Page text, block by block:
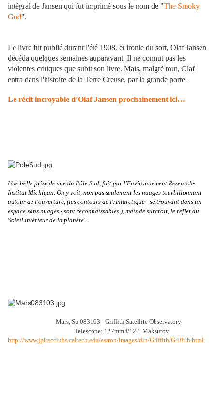
intégral de Jansen qui fut imprimé sous le nom de "The Smoky
God".
Le livre fut publié durant l'été 1908, et ironie du sort, Olaf Jansen
décéda quelques semaines auparavant. Il ne connut pas les
violentes critiques que subit son livre. Mais, malgré tout, Olaf
entra dans l'histoire de la Terre Creuse, par la grande porte.
Le récit incroyable d’Olaf Jansen prochainement ici…
Une belle prise de vue du Pôle Sud, fait par l'Environnement Research-
Institut Michigan. On y voit, non pas seulement les nuages tourbillonnant
autour de l'ouverture, (les contours de l'Antarctique - se trouvant dans un
espace sans nuages - sont reconnaissables ), mais de surcroit, le reflet du
Soleil intérieur de la planète" .
Mars, Su 083103 - Griffith Satellite Observatory
Telescope: 127mm f/12.1 Maksutov.
http://www.jplrecclubs.caltech.edu/astron/images/din/Griffith/Griffith.html